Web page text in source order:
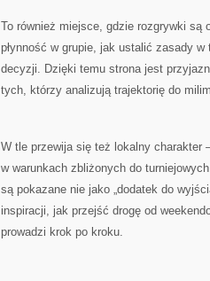
To również miejsce, gdzie rozgrywki są
płynność w grupie, jak ustalić zasady
decyzji. Dzięki temu strona jest
tych, którzy analizują trajektorię do
W tle przewija się też lokalny charakter
w warunkach zbliżonych do
są pokazane nie jako „dodatek do
inspiracji, jak przejść drogę od
prowadzi krok po kroku.